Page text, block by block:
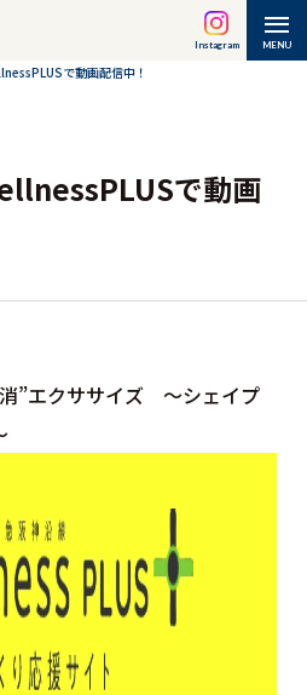
Instagram MENU
で動画配信中！
で動画
”エクササイズ ～シェイプ